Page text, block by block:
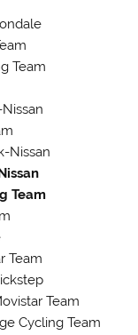
Team
Nissan
Team
Team
Team
Cycling Team